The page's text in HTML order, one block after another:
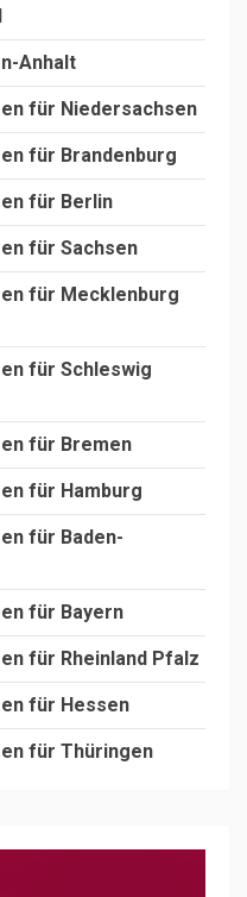
Anhalt
für Niedersachsen
für Brandenburg
für Berlin
für Sachsen
für Mecklenburg
für Schleswig
für Bremen
für Hamburg
für Baden-
für Bayern
für Rheinland Pfalz
für Hessen
für Thüringen